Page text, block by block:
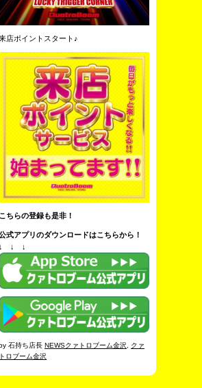
店ポイントスタート♪
こちらの登録も是非！
式アプリのダウンロードはこちらから！
↓ ↓ ↓
石持ち店長 NEWSクァトロブーム金沢
クァ
トロブーム金沢